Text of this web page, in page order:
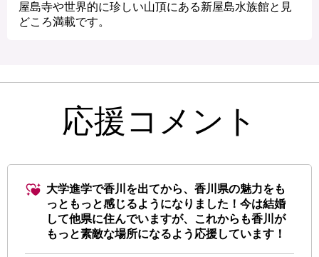
屋島寺や世界的に珍しい山頂にある新屋島水族館と見
どころ満載です。
応援コメント
大学進学で香川を出てから、香川県の魅力をも
っともっと感じるようになりました！今は結婚
して他県に住んでいますが、これからも香川が
もっと素敵な場所になるよう応援しています！